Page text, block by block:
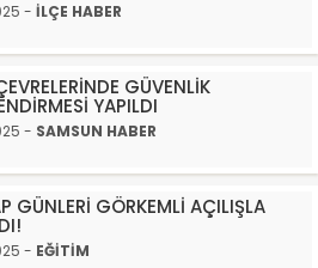
- İLÇE HABER
GÜVENLİK
YAPILDI
- SAMSUN HABER
GÜNLERİ GÖRKEMLİ AÇILIŞLA
- EĞİTİM